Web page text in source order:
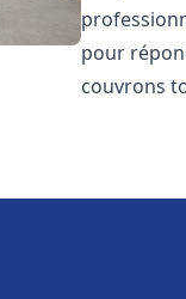
pour
couvrons